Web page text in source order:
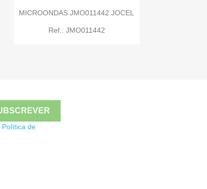
 Quick view
MICROONDAS JMO011442 JOCEL
Ref.: JMO011442

Política de